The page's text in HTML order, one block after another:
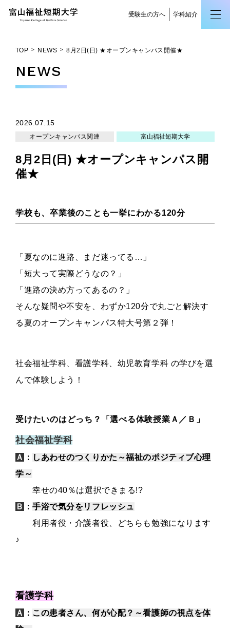
受験生の方へ 学科紹介
TOP NEWS 8月2日(日) ★オープンキャンパス開催★
NEWS
2026.07.15
オープンキャンパス関連 富山福祉短期大学
8月2日(日) ★オープンキャンパス開
催★
学校も、卒業後のことも一挙にわかる120分
「夏なのに進路、まだ迷ってる…」
「短大って実際どうなの？」
「進路の決め方ってあるの？」
そんな疑問や不安を、わずか120分で丸ごと解決す
る夏のオープンキャンパス特大号第２弾！
社会福祉学科、看護学科、幼児教育学科 の学びを選
んで体験しよう！
受けたいのはどっち？「選べる体験授業Ａ／Ｂ」
社会福祉学科
Ａ ： しあわせのつくりかた～福祉のポジティブ心理
学～
幸せの40％は選択できまる!?
Ｂ
：手浴で気分をリフレッシュ
利用者役・介護者役、どちらも勉強になります
♪
看護学科
Ａ ： この患者さん、何が心配？～看護師の視点を体